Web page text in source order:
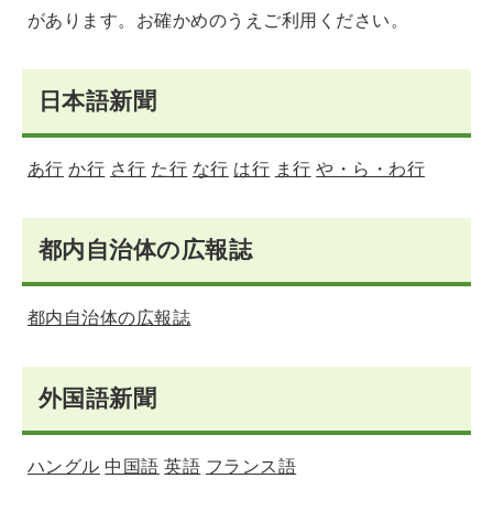
があります。お確かめのうえご利用ください。
日本語新聞
あ行 か行 さ行 た行 な行 は行 ま行 や・ら・わ行
都内自治体の広報誌
都内自治体の広報誌
外国語新聞
ハングル 中国語 英語 フランス語